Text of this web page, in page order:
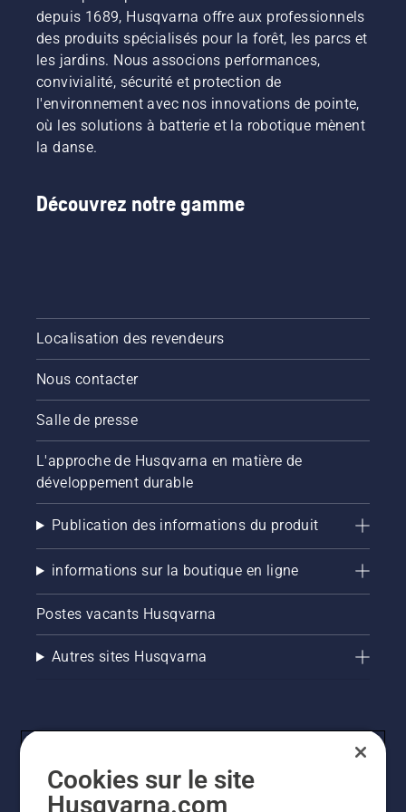
de deux
façons
illustrées
dans
cette
vidéo.
du
guide-
sans
friction.
Cela
prolonge
chaîne et
de la
courte
vidéo
pour
savoir
vérifier
de
lubrification
de votre
chaîne
fonctionne
correctement.
Vérifiez
d'abord
le niveau
d'huile.
vous que
utilisateurs
les plus
exigeants.
depuis 1689, Husqvarna offre aux professionnels
des produits spécialisés pour la forêt, les parcs et
les jardins. Nous associons performances,
convivialité, sécurité et protection de
l'environnement avec nos innovations de pointe,
où les solutions à batterie et la robotique mènent
la danse.
Découvrez notre gamme
Localisation des revendeurs
Nous contacter
Salle de presse
L'approche de Husqvarna en matière de
développement durable
Publication des informations du produit
informations sur la boutique en ligne
Postes vacants Husqvarna
Autres sites Husqvarna
Cookies sur le site
Husqvarna.com